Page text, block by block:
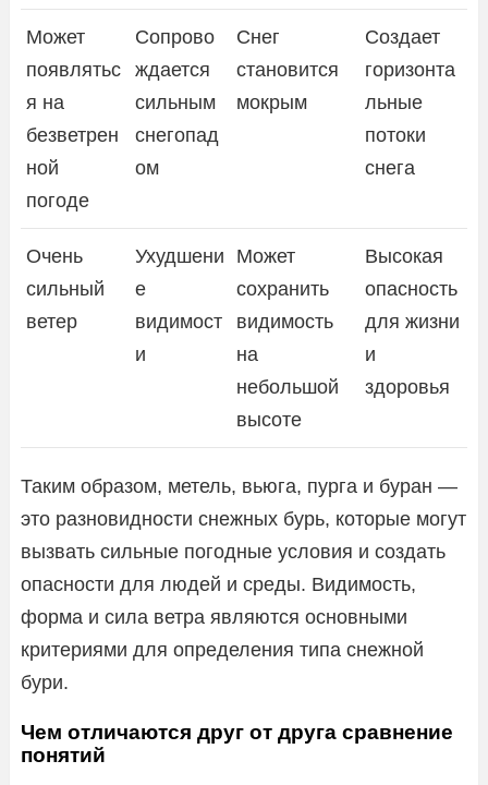
Может
появлятьс
я на
безветрен
ной
погоде
Сопрово
ждается
сильным
снегопад
ом
Снег
становится
мокрым
Создает
горизонта
льные
потоки
снега
Очень
сильный
ветер
Ухудшени
е
видимост
и
Может
сохранить
видимость
на
небольшой
высоте
Высокая
опасность
для жизни
и
здоровья
Таким образом, метель, вьюга, пурга и буран —
это разновидности снежных бурь, которые могут
вызвать сильные погодные условия и создать
опасности для людей и среды. Видимость,
форма и сила ветра являются основными
критериями для определения типа снежной
бури.
Чем отличаются друг от друга сравнение
понятий